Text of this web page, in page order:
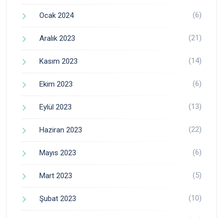
Ocak 2024 (6)
Aralık 2023 (21)
Kasım 2023 (14)
Ekim 2023 (6)
Eylül 2023 (13)
Haziran 2023 (22)
Mayıs 2023 (6)
Mart 2023 (5)
Şubat 2023 (10)